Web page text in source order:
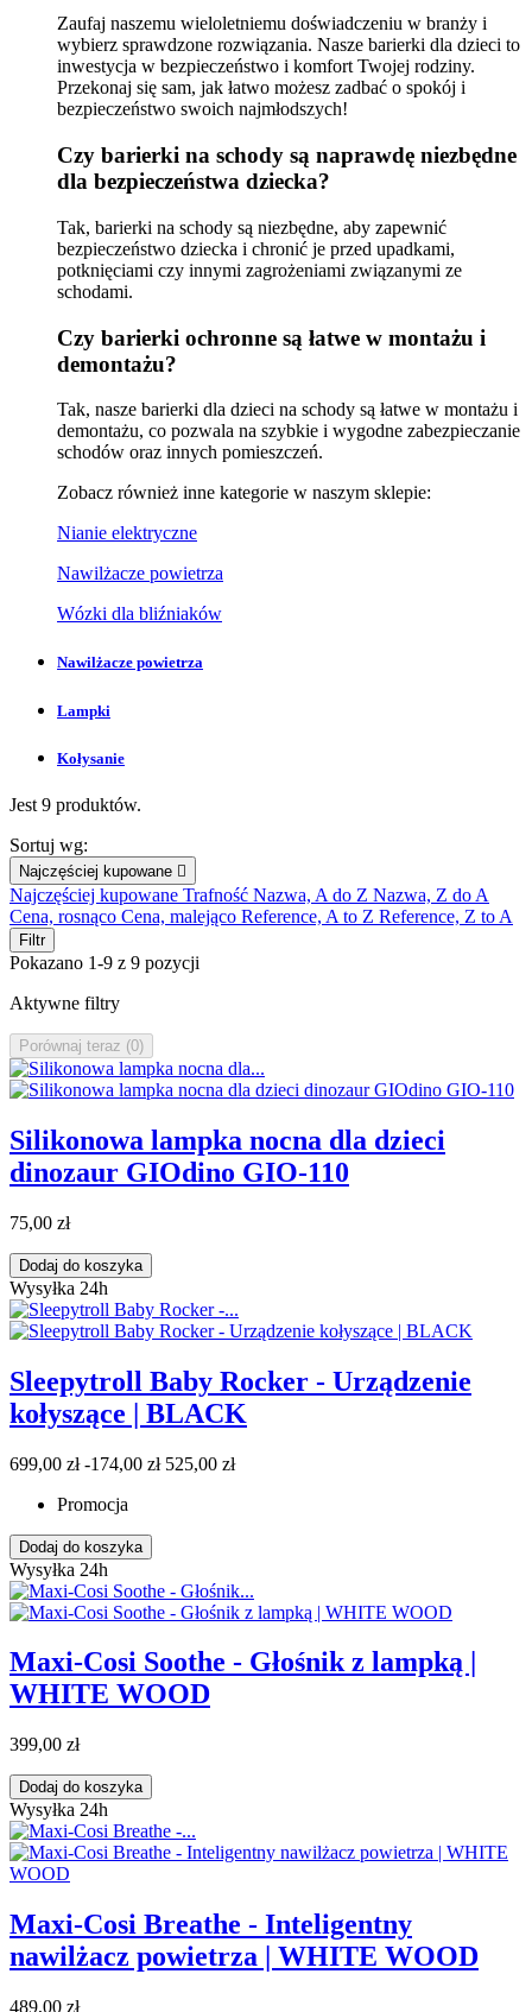
Zaufaj naszemu wieloletniemu doświadczeniu w branży i
wybierz sprawdzone rozwiązania. Nasze barierki dla dzieci to
inwestycja w bezpieczeństwo i komfort Twojej rodziny.
Przekonaj się sam, jak łatwo możesz zadbać o spokój i
bezpieczeństwo swoich najmłodszych!
Czy barierki na schody są naprawdę niezbędne
dla bezpieczeństwa dziecka?
Tak, barierki na schody są niezbędne, aby zapewnić
bezpieczeństwo dziecka i chronić je przed upadkami,
potknięciami czy innymi zagrożeniami związanymi ze
schodami.
Czy barierki ochronne są łatwe w montażu i
demontażu?
Tak, nasze barierki dla dzieci na schody są łatwe w montażu i
demontażu, co pozwala na szybkie i wygodne zabezpieczanie
schodów oraz innych pomieszczeń.
Zobacz również inne kategorie w naszym sklepie:
Nianie elektryczne
Nawilżacze powietrza
Wózki dla bliźniaków
Nawilżacze powietrza
Lampki
Kołysanie
Jest 9 produktów.
Sortuj wg:
Najczęściej kupowane 
Najczęściej kupowane Trafność Nazwa, A do Z Nazwa, Z do A
Cena, rosnąco Cena, malejąco Reference, A to Z Reference, Z to A
Filtr
Pokazano 1-9 z 9 pozycji
Aktywne filtry
Porównaj teraz (0)‎
Silikonowa lampka nocna dla dzieci
dinozaur GIOdino GIO-110
75,00 zł
Dodaj do koszyka
Wysyłka 24h
Sleepytroll Baby Rocker - Urządzenie
kołyszące | BLACK
699,00 zł -174,00 zł 525,00 zł
Promocja
Dodaj do koszyka
Wysyłka 24h
Maxi-Cosi Soothe - Głośnik z lampką |
WHITE WOOD
399,00 zł
Dodaj do koszyka
Wysyłka 24h
Maxi-Cosi Breathe - Inteligentny
nawilżacz powietrza | WHITE WOOD
489,00 zł